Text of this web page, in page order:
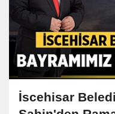
İscehisar